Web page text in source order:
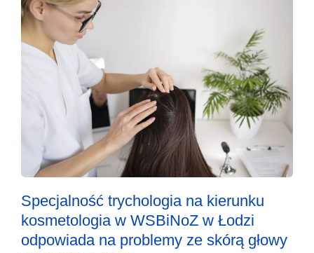
Specjalność trychologia na kierunku
kosmetologia w WSBiNoZ w Łodzi
odpowiada na problemy ze skórą głowy